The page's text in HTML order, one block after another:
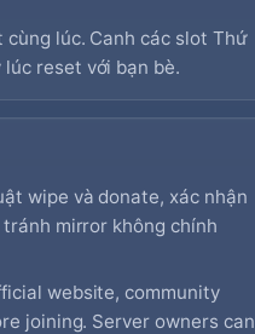
lúc. Canh các slot Thứ
lúc reset với bạn bè.
wipe và donate, xác nhận
mirror không chính
website, community
joining. Server owners can